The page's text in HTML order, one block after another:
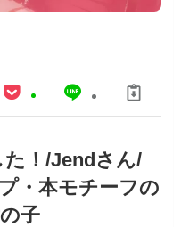
！/Jendさん/
・本モチーフの
子